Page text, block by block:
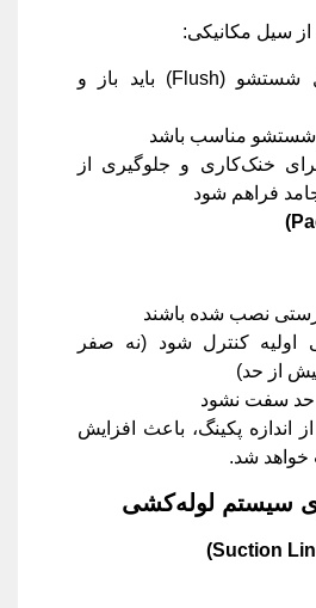
سیل مکانیکی:
مسیر سیال شستشو (Flush) باید باز و
مناسب باشد
خنک‌کاری و جلوگیری از
فراهم شود
نصب شده باشند
اولیه کنترل شود (نه صفر
از حد)
حد سفت نشود
پکینگ، باعث افزایش
شد.
سیستم لوله‌کشی